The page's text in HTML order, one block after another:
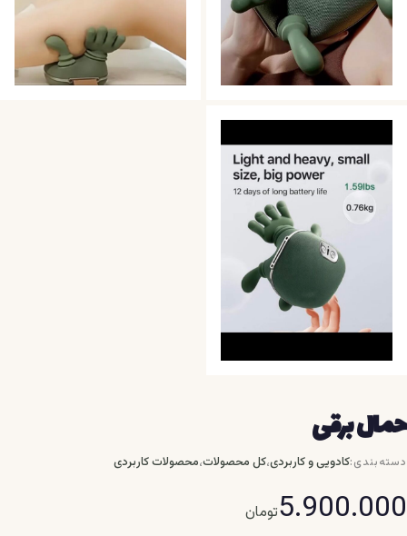
حمال برقی
دسته‌بندی:کادویی و کاربردی،کل محصولات،محصولات کاربردی
5.900.000تومان